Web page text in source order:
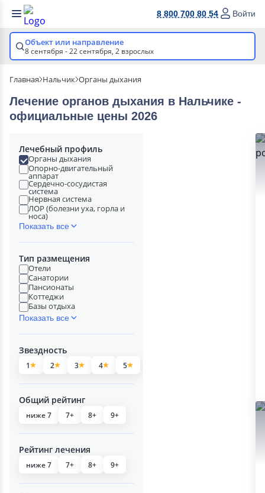
8 800 700 80 54 Войти
Объект или направление
8 сентября - 22 сентября, 2 взрослых
Главная Нальчик Органы дыхания
Лечение органов дыхания в Нальчике -
официальные цены 2026
Лечебный профиль
Органы дыхания
Опорно-двигательный
аппарат
Сердечно-сосудистая
система
Нервная система
ЛОР (болезни уха, горла и
носа)
Показать все
Тип размещения
Отели
Санатории
Пансионаты
Коттеджи
Базы отдыха
Показать все
Звездность
1 2 3 4 5
Общий рейтинг
ниже 7 7+ 8+ 9+
Рейтинг лечения
ниже 7 7+ 8+ 9+